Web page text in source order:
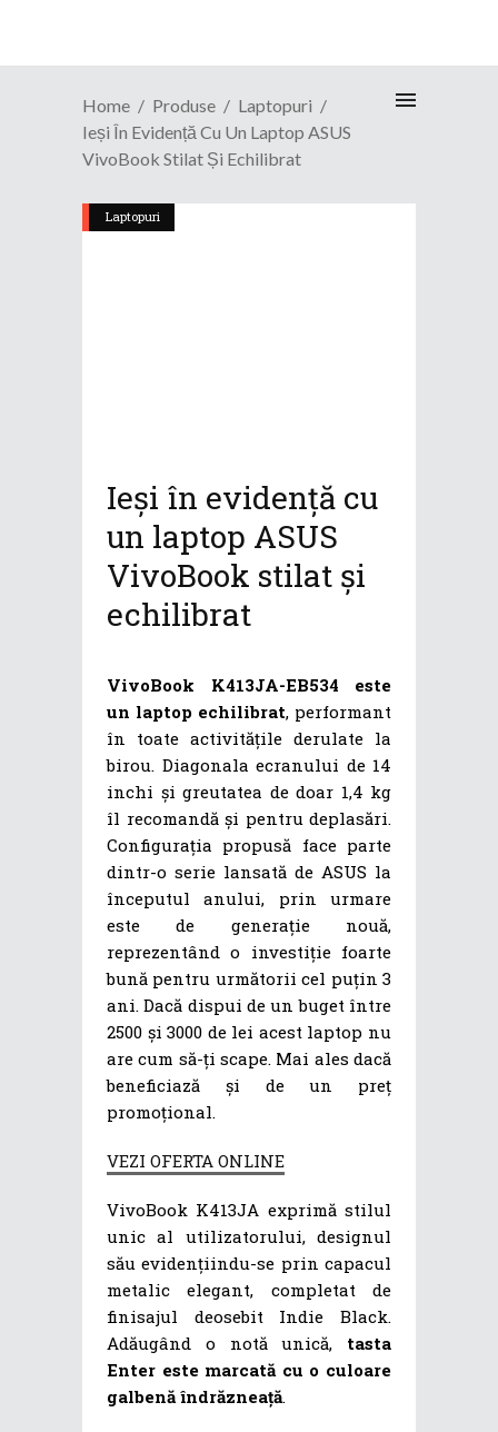
Home Produse
Laptopuri
Ieși În Evidență Cu Un Laptop ASUS
VivoBook Stilat Și Echilibrat
Laptopuri
Ieși în evidență cu
un laptop ASUS
VivoBook stilat și
echilibrat
VivoBook K413JA-EB534 este
un laptop echilibrat, performant
în toate activitățile derulate la
birou. Diagonala ecranului de 14
inchi și greutatea de doar 1,4 kg
îl recomandă și pentru deplasări.
Configurația propusă face parte
dintr-o serie lansată de ASUS la
începutul anului, prin urmare
este de generație nouă,
reprezentând o investiție foarte
bună pentru următorii cel puțin 3
ani. Dacă dispui de un buget între
2500 și 3000 de lei acest laptop nu
are cum să-ți scape. Mai ales dacă
beneficiază și de un preț
promoțional.
VEZI OFERTA ONLINE
VivoBook K413JA exprimă stilul
unic al utilizatorului, designul
său evidențiindu-se prin capacul
metalic elegant, completat de
finisajul deosebit Indie Black.
Adăugând o notă unică, tasta
Enter este marcată cu o culoare
galbenă îndrăzneață.